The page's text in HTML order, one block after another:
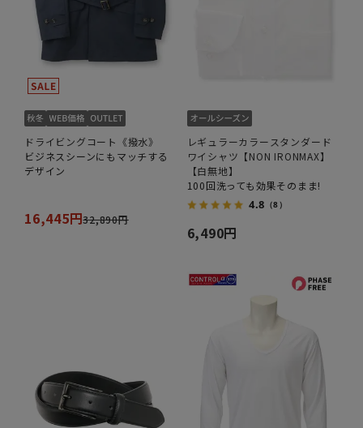
ドライビングコート《撥水》
ビジネスシーンにもマッチする
デザイン
16,445円32,890円
レギュラーカラースタンダード
ワイシャツ【NON IRONMAX】
【白無地】
100回洗っても効果そのまま!
4.8 （8）
6,490円